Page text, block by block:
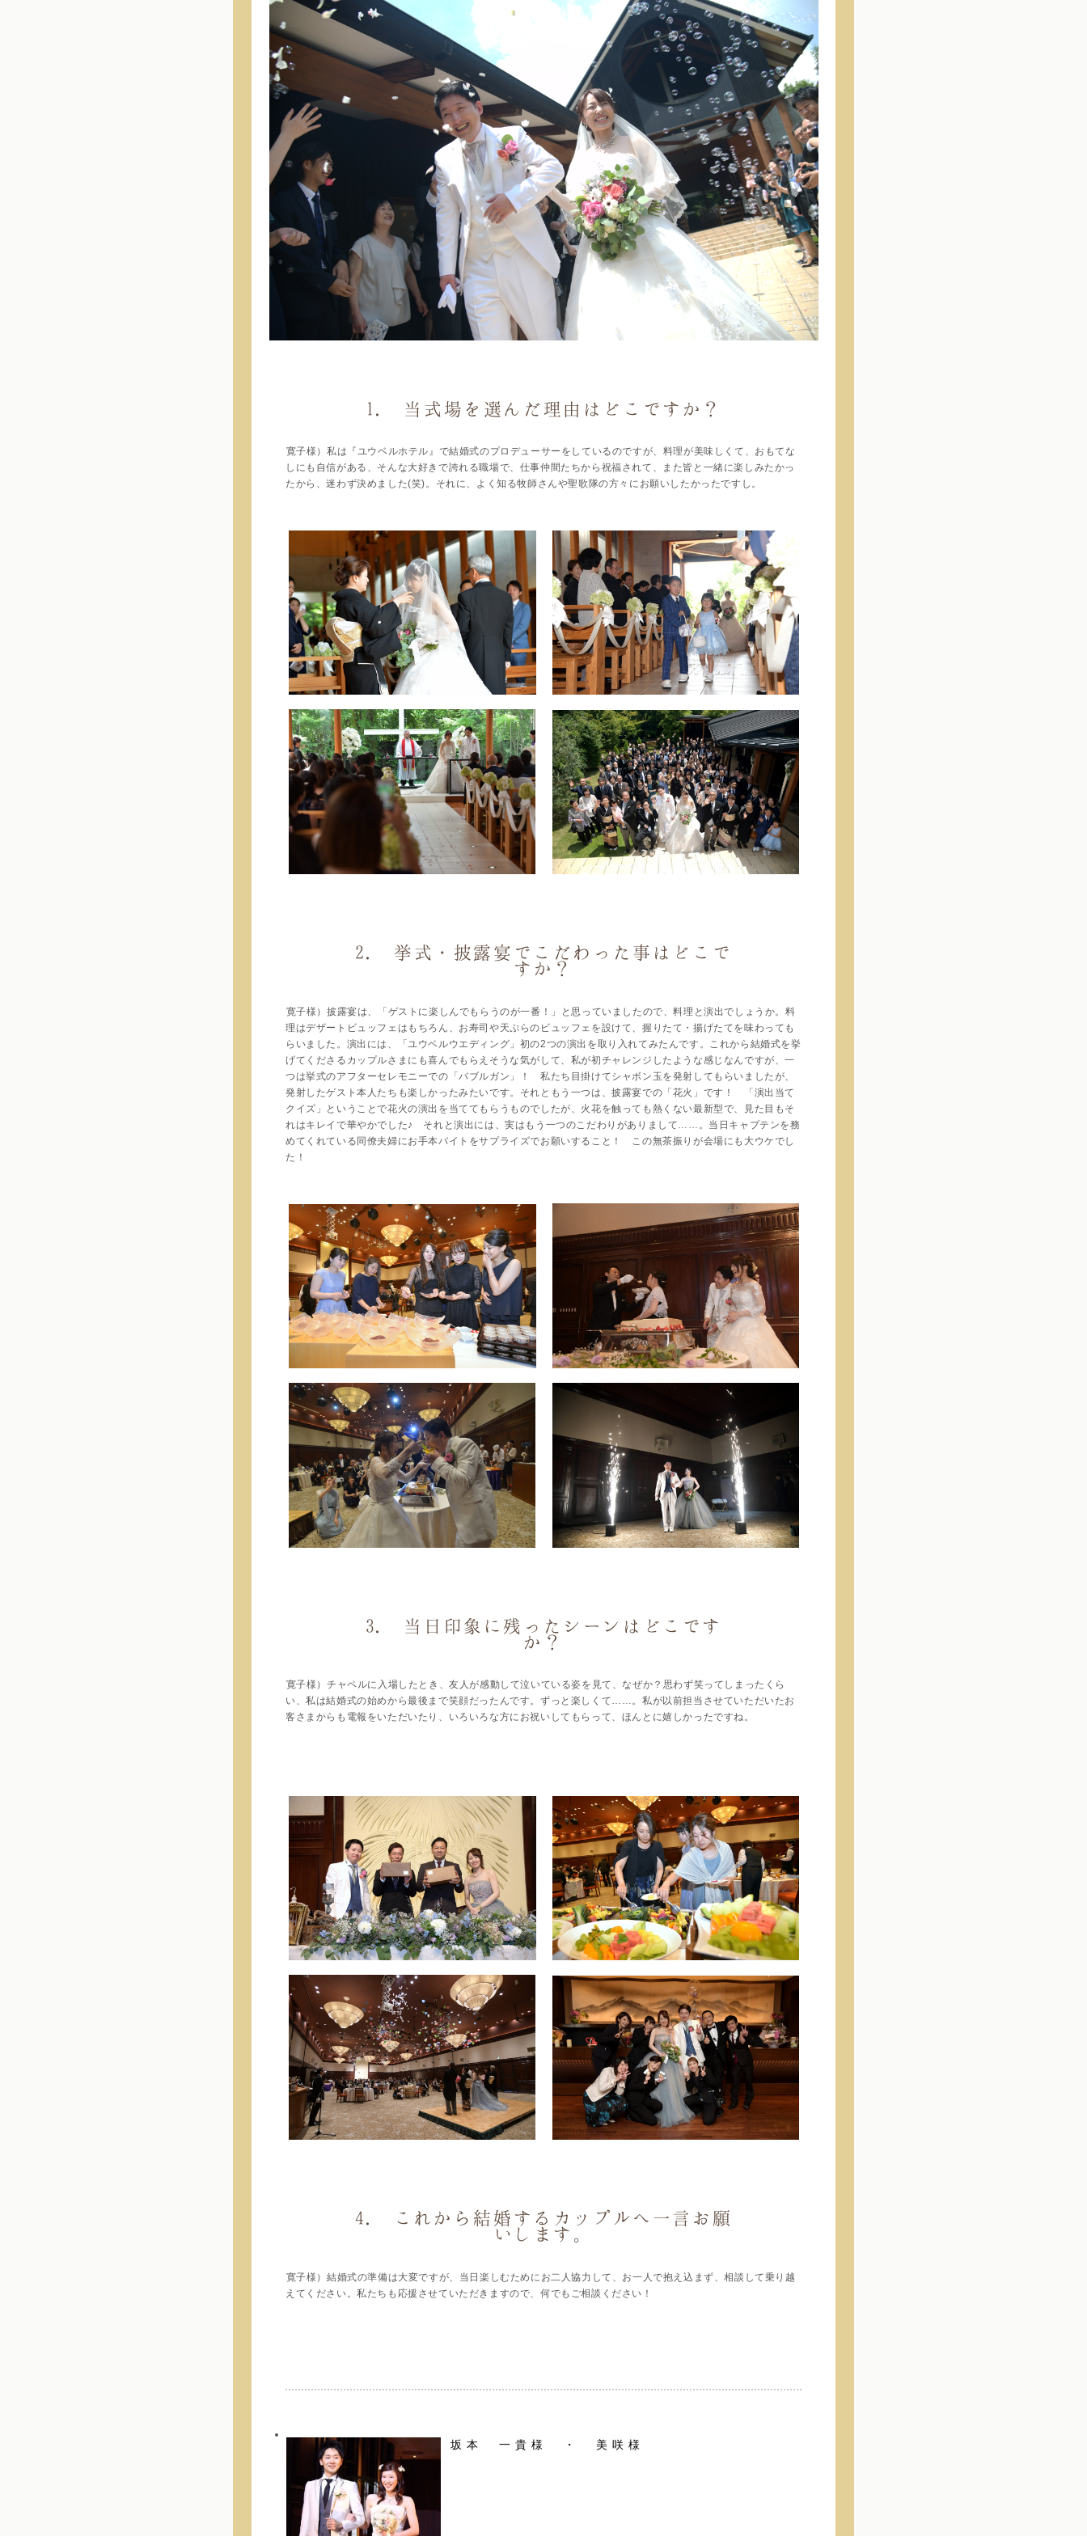
1. 当式場を選んだ理由はどこですか？
寛子様）私は『ユウベルホテル』で結婚式のプロデューサーをしているのですが、料理が美味しくて、おもてな
しにも自信がある、そんな大好きで誇れる職場で、仕事仲間たちから祝福されて、また皆と一緒に楽しみたかっ
たから、迷わず決めました(笑)。それに、よく知る牧師さんや聖歌隊の方々にお願いしたかったですし。
2. 挙式・披露宴でこだわった事はどこで
すか？
寛子様）披露宴は、「ゲストに楽しんでもらうのが一番！」と思っていましたので、料理と演出でしょうか。料
理はデザートビュッフェはもちろん、お寿司や天ぷらのビュッフェを設けて、握りたて・揚げたてを味わっても
らいました。演出には、「ユウベルウエディング」初の2つの演出を取り入れてみたんです。これから結婚式を挙
げてくださるカップルさまにも喜んでもらえそうな気がして、私が初チャレンジしたような感じなんですが、一
つは挙式のアフターセレモニーでの「バブルガン」！ 私たち目掛けてシャボン玉を発射してもらいましたが、
発射したゲスト本人たちも楽しかったみたいです。それともう一つは、披露宴での「花火」です！ 「演出当て
クイズ」ということで花火の演出を当ててもらうものでしたが、火花を触っても熱くない最新型で、見た目もそ
れはキレイで華やかでした♪ それと演出には、実はもう一つのこだわりがありまして……。当日キャプテンを務
めてくれている同僚夫婦にお手本バイトをサプライズでお願いすること！ この無茶振りが会場にも大ウケでし
た！
3. 当日印象に残ったシーンはどこです
か？
寛子様）チャペルに入場したとき、友人が感動して泣いている姿を見て、なぜか？思わず笑ってしまったくら
い、私は結婚式の始めから最後まで笑顔だったんです。ずっと楽しくて……。私が以前担当させていただいたお
客さまからも電報をいただいたり、いろいろな方にお祝いしてもらって、ほんとに嬉しかったですね。
4. これから結婚するカップルへ一言お願
いします。
寛子様）結婚式の準備は大変ですが、当日楽しむためにお二人協力して、お一人で抱え込まず、相談して乗り越
えてください。私たちも応援させていただきますので、何でもご相談ください！
坂本 一貴様 ・ 美咲様